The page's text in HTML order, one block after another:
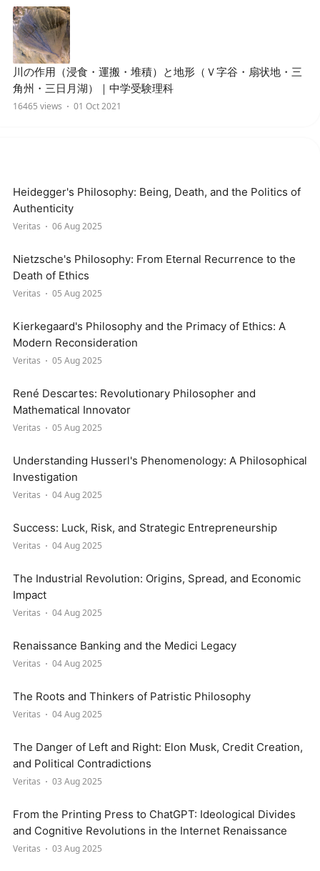
川の作用（浸食・運搬・堆積）と地形（Ｖ字谷・扇状地・三
角州・三日月湖）｜中学受験理科
16465 views 01 Oct 2021
Heidegger's Philosophy: Being, Death, and the Politics of
Authenticity
Veritas 06 Aug 2025
Nietzsche's Philosophy: From Eternal Recurrence to the
Death of Ethics
Veritas 05 Aug 2025
Kierkegaard's Philosophy and the Primacy of Ethics: A
Modern Reconsideration
Veritas 05 Aug 2025
René Descartes: Revolutionary Philosopher and
Mathematical Innovator
Veritas 05 Aug 2025
Understanding Husserl's Phenomenology: A Philosophical
Investigation
Veritas 04 Aug 2025
Success: Luck, Risk, and Strategic Entrepreneurship
Veritas 04 Aug 2025
The Industrial Revolution: Origins, Spread, and Economic
Impact
Veritas 04 Aug 2025
Renaissance Banking and the Medici Legacy
Veritas 04 Aug 2025
The Roots and Thinkers of Patristic Philosophy
Veritas 04 Aug 2025
The Danger of Left and Right: Elon Musk, Credit Creation,
and Political Contradictions
Veritas 03 Aug 2025
From the Printing Press to ChatGPT: Ideological Divides
and Cognitive Revolutions in the Internet Renaissance
Veritas 03 Aug 2025